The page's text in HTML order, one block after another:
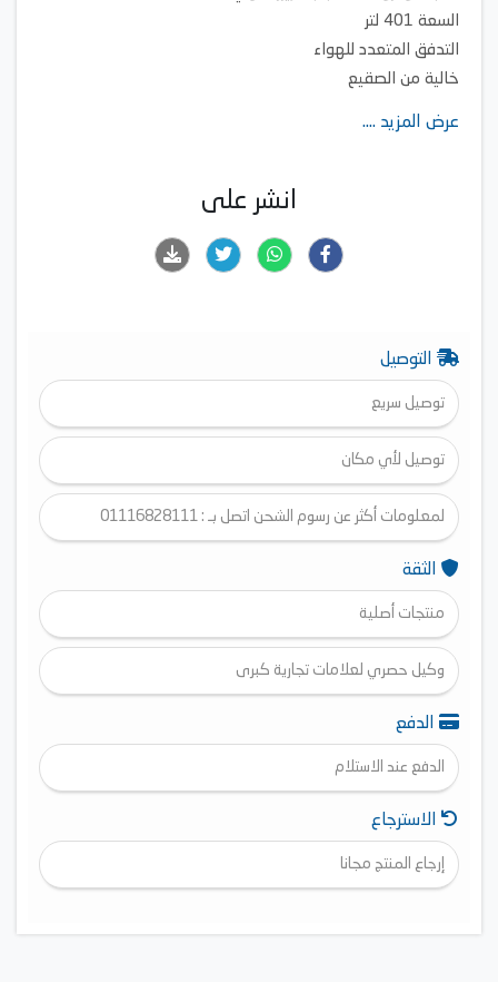
السعة 401 لتر
التدفق المتعدد للهواء
خالية من الصقيع
بدون أي بروز جانبي للأبواب
عرض المزيد ....
انشر على
التوصيل
توصيل سريع
توصيل لأي مكان
لمعلومات أكثر عن رسوم الشحن اتصل بـ : 01116828111
الثقة
منتجات أصلية
وكيل حصري لعلامات تجارية كبرى
الدفع
الدفع عند الاستلام
الاسترجاع
إرجاع المنتج مجانا